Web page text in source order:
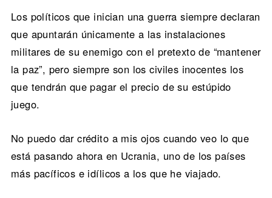
Los políticos que inician una guerra siempre declaran
que apuntarán únicamente a las instalaciones
militares de su enemigo con el pretexto de “mantener
la paz”, pero siempre son los civiles inocentes los
que tendrán que pagar el precio de su estúpido
juego.
No puedo dar crédito a mis ojos cuando veo lo que
está pasando ahora en Ucrania, uno de los países
más pacíficos e idílicos a los que he viajado.